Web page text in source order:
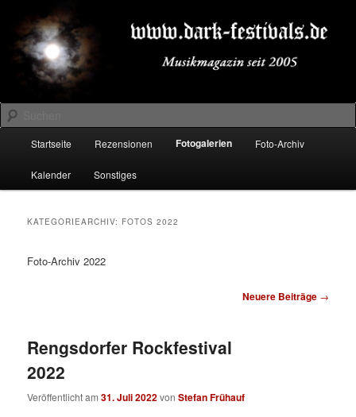
primären
Inhalt
springen
sekundären
Inhalt
springenDARK-FESTIVALS.DE
Suchen
Startseite Rezensionen Fotogalerien Foto-Archiv
Kalender Sonstiges
KATEGORIEARCHIV: FOTOS 2022
Foto-Archiv 2022
Neuere Beiträge →
Rengsdorfer Rockfestival
2022
Veröffentlicht am31. Juli 2022vonStefan Frühauf